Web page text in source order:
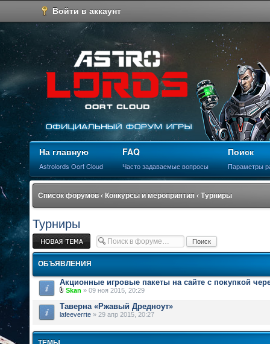
Войти в аккаунт
На главную
Astrolords Oort Cloud
FAQ
Часто задаваемые вопросы
Поиск
Параметры
Список форумов ‹ Конкурсы и мероприятия ‹ Турниры
Турниры
Новая тема
ОБЪЯВЛЕНИЯ
Акционные игровые пакеты на сайте с покупкой
Skan » 09 ноя 2015, 20:29
Таверна «Ржавый Дредноут»
lafeeverrte » 29 апр 2015, 20:27